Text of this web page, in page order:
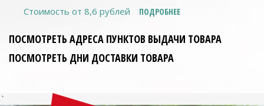
Стоимость от 8,6 рублей
ПОДРОБНЕЕ
ПОСМОТРЕТЬ АДРЕСА ПУНКТОВ ВЫДАЧИ ТОВАРА
ПОСМОТРЕТЬ ДНИ ДОСТАВКИ ТОВАРА
`